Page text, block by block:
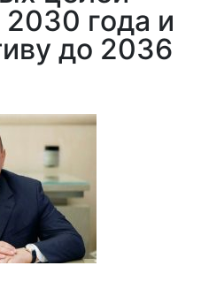
2030 года и
до 2036